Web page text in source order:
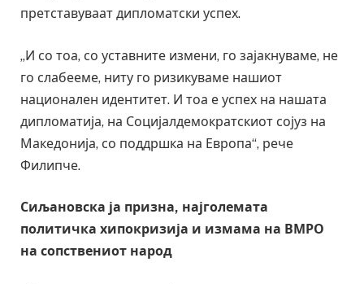
претставуваат дипломатски успех.
„И со тоа, со уставните измени, го зајакнуваме, не
го слабееме, ниту го ризикуваме нашиот
национален идентитет. И тоа е успех на нашата
дипломатија, на Социјалдемократскиот сојуз на
Македонија, со поддршка на Европа“, рече
Филипче.
Сиљановска ја призна, најголемата
политичка хипокризија и измама на ВМРО
на сопствениот народ